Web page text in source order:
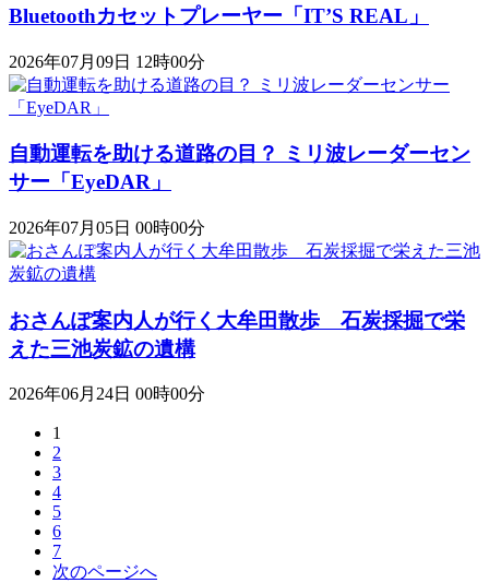
Bluetoothカセットプレーヤー「IT’S REAL」
2026年07月09日 12時00分
自動運転を助ける道路の目？ ミリ波レーダーセン
サー「EyeDAR」
2026年07月05日 00時00分
おさんぽ案内人が行く大牟田散歩 石炭採掘で栄
えた三池炭鉱の遺構
2026年06月24日 00時00分
1
2
3
4
5
6
7
次のページへ